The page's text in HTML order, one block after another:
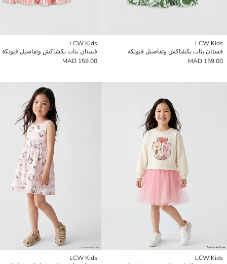
LCW Kids
فستان بنات بكشاكش وتفاصيل فيونكة
159.00 MAD
LCW Kids
فستان بنات بكشاكش وتفاصيل فيونكة
159.00 MAD
LCW Kids
LCW Kids